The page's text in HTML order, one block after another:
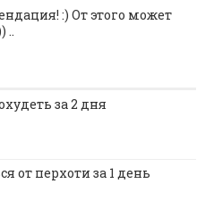
:) От этого может
..
за 2 дня
от перхоти за 1 день